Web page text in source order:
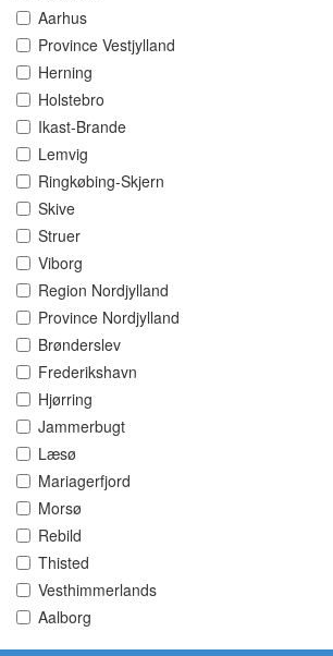
Aarhus
Province Vestjylland
Herning
Holstebro
Ikast-Brande
Lemvig
Ringkøbing-Skjern
Skive
Struer
Viborg
Region Nordjylland
Province Nordjylland
Brønderslev
Frederikshavn
Hjørring
Jammerbugt
Læsø
Mariagerfjord
Morsø
Rebild
Thisted
Vesthimmerlands
Aalborg